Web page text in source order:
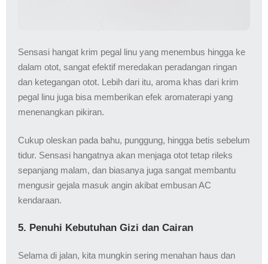
Sensasi hangat krim pegal linu yang menembus hingga ke
dalam otot, sangat efektif meredakan peradangan ringan
dan ketegangan otot. Lebih dari itu, aroma khas dari krim
pegal linu juga bisa memberikan efek aromaterapi yang
menenangkan pikiran.
Cukup oleskan pada bahu, punggung, hingga betis sebelum
tidur. Sensasi hangatnya akan menjaga otot tetap rileks
sepanjang malam, dan biasanya juga sangat membantu
mengusir gejala masuk angin akibat embusan AC
kendaraan.
5. Penuhi Kebutuhan Gizi dan Cairan
Selama di jalan, kita mungkin sering menahan haus dan